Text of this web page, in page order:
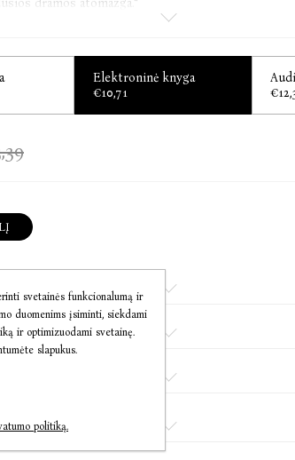
dramos atomazga.“
LRT laidos „Nenušaunami siužetai“ bendraautorė,
rekomenduoju visiems, kurie dar neskaitė.“
literatūros apžvalgininkas
(gim. 1972) studijavo klasikinę filologiją
Kembridže; Antikos tyrinėtojas, vertėjas,
Elektroninė knyga
€10,71
svetainės funkcionalumą ir
duomenims įsiminti, siekdami
ir optimizuodami svetainę.
slapukus.
politiką.